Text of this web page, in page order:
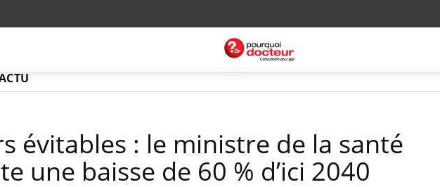
évitables : le ministre de la santé
une baisse de 60 % d’ici 2040